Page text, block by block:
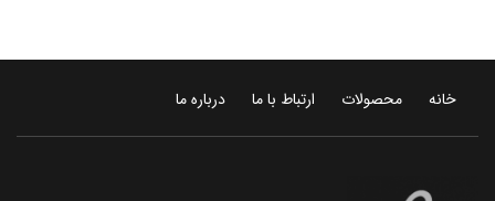
خانه محصولات ارتباط با ما درباره ما